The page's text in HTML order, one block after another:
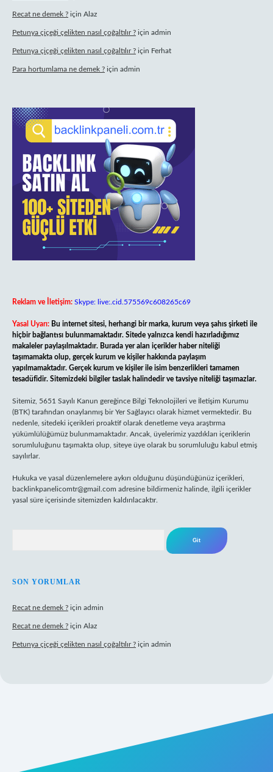
Recat ne demek ? için Alaz
Petunya çiçeği çelikten nasıl çoğaltılır ? için admin
Petunya çiçeği çelikten nasıl çoğaltılır ? için Ferhat
Para hortumlama ne demek ? için admin
Reklam ve İletişim: Skype: live:.cid.575569c608265c69
Yasal Uyarı: Bu internet sitesi, herhangi bir marka, kurum veya şahıs şirketi ile
hiçbir bağlantısı bulunmamaktadır. Sitede yalnızca kendi hazırladığımız
makaleler paylaşılmaktadır. Burada yer alan içerikler haber niteliği
taşımamakta olup, gerçek kurum ve kişiler hakkında paylaşım
yapılmamaktadır. Gerçek kurum ve kişiler ile isim benzerlikleri tamamen
tesadüfidir. Sitemizdeki bilgiler taslak halindedir ve tavsiye niteliği taşımazlar.
Sitemiz, 5651 Sayılı Kanun gereğince Bilgi Teknolojileri ve İletişim Kurumu
(BTK) tarafından onaylanmış bir Yer Sağlayıcı olarak hizmet vermektedir. Bu
nedenle, sitedeki içerikleri proaktif olarak denetleme veya araştırma
yükümlülüğümüz bulunmamaktadır. Ancak, üyelerimiz yazdıkları içeriklerin
sorumluluğunu taşımakta olup, siteye üye olarak bu sorumluluğu kabul etmiş
sayılırlar.
Hukuka ve yasal düzenlemelere aykırı olduğunu düşündüğünüz içerikleri,
backlinkpanelicomtr@gmail.com adresine bildirmeniz halinde, ilgili içerikler
yasal süre içerisinde sitemizden kaldırılacaktır.
SON YORUMLAR
Recat ne demek ? için admin
Recat ne demek ? için Alaz
Petunya çiçeği çelikten nasıl çoğaltılır ? için admin